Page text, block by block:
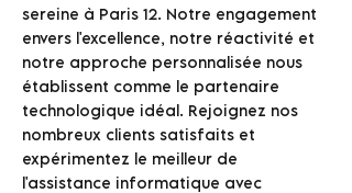
sereine à Paris 12. Notre engagement
envers l'excellence, notre réactivité et
notre approche personnalisée nous
établissent comme le partenaire
technologique idéal. Rejoignez nos
nombreux clients satisfaits et
expérimentez le meilleur de
l'assistance informatique avec